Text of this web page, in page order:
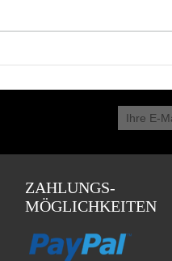
ZAHLUNGS-
MÖGLICHKEITEN